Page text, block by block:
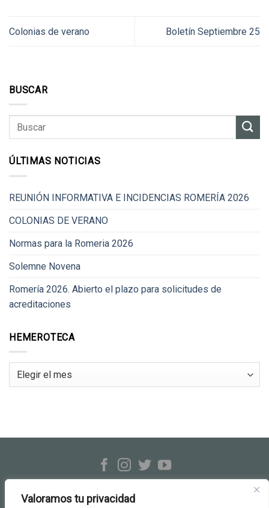
Valoramos tu privacidad
Colonias de verano Boletín Septiembre 25
BUSCAR
ÚLTIMAS NOTICIAS
REUNIÓN INFORMATIVA E INCIDENCIAS ROMERÍA 2026
COLONIAS DE VERANO
Normas para la Romeria 2026
Solemne Novena
Romería 2026. Abierto el plazo para solicitudes de
acreditaciones
HEMEROTECA
Hemeroteca
Hermandad Rocío de Triana
c/ Evangelista, 23-25 · Sevilla